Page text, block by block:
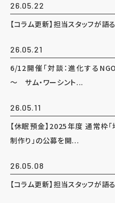
26.05.22
【コラム更新】担当スタッフが
26.05.21
6/12開催「対談：進化する
～ サム・ワーシント...
26.05.11
【休眠預金】2025年度 通常枠
制作り」の公募を開...
26.05.08
【コラム更新】担当スタッフが